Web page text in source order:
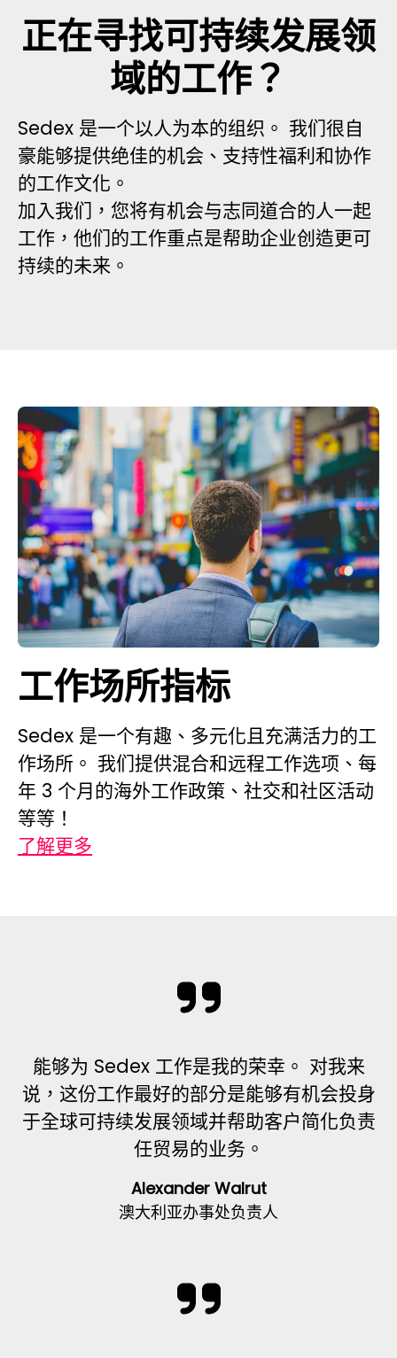
正在寻找可持续发展领
域的工作？
Sedex 是一个以人为本的组织。 我们很自
豪能够提供绝佳的机会、支持性福利和协作
的工作文化。
加入我们，您将有机会与志同道合的人一起
工作，他们的工作重点是帮助企业创造更可
持续的未来。
工作场所指标
Sedex 是一个有趣、多元化且充满活力的工
作场所。 我们提供混合和远程工作选项、每
年 3 个月的海外工作政策、社交和社区活动
等等！
了解更多
能够为 Sedex 工作是我的荣幸。 对我来
说，这份工作最好的部分是能够有机会投身
于全球可持续发展领域并帮助客户简化负责
任贸易的业务。
Alexander Walrut
澳大利亚办事处负责人